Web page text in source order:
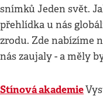
snímků Jeden svět.
přehlídka u nás
zrodu. Zde nabízíme
nás zaujaly - a měly
Stínová akademie